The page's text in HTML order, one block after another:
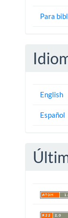
Para
English
Español